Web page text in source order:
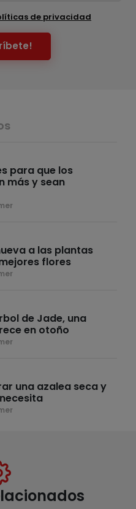
de privacidad
para que los
más y sean
a las plantas
flores
de Jade, una
en otoño
una azalea seca y